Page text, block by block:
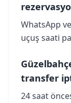
WhatsApp
uçuş saati
transfer
24 saat